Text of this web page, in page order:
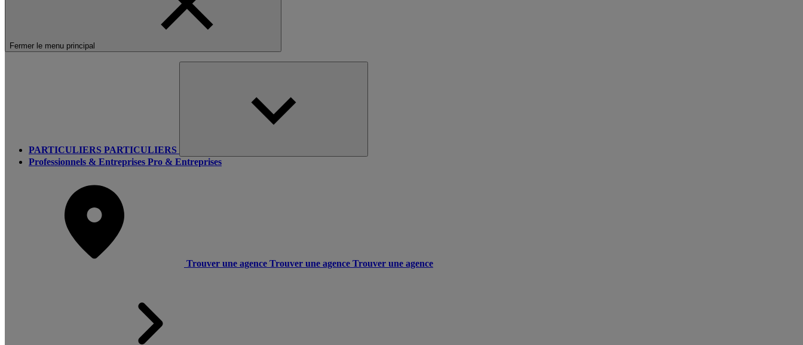
Fermer le menu principal
PARTICULIERS PARTICULIERS
Professionnels & Entreprises Pro & Entreprises
Trouver une agence Trouver une agence Trouver une agence